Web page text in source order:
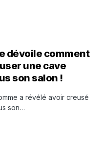
dévoile comment
une cave
son salon !
a révélé avoir creusé
son…